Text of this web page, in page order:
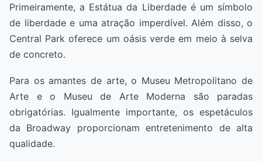
Primeiramente, a Estátua da Liberdade é um símbolo
de liberdade e uma atração imperdível. Além disso, o
Central Park oferece um oásis verde em meio à selva
de concreto.
Para os amantes de arte, o Museu Metropolitano de
Arte e o Museu de Arte Moderna são paradas
obrigatórias. Igualmente importante, os espetáculos
da Broadway proporcionam entretenimento de alta
qualidade.